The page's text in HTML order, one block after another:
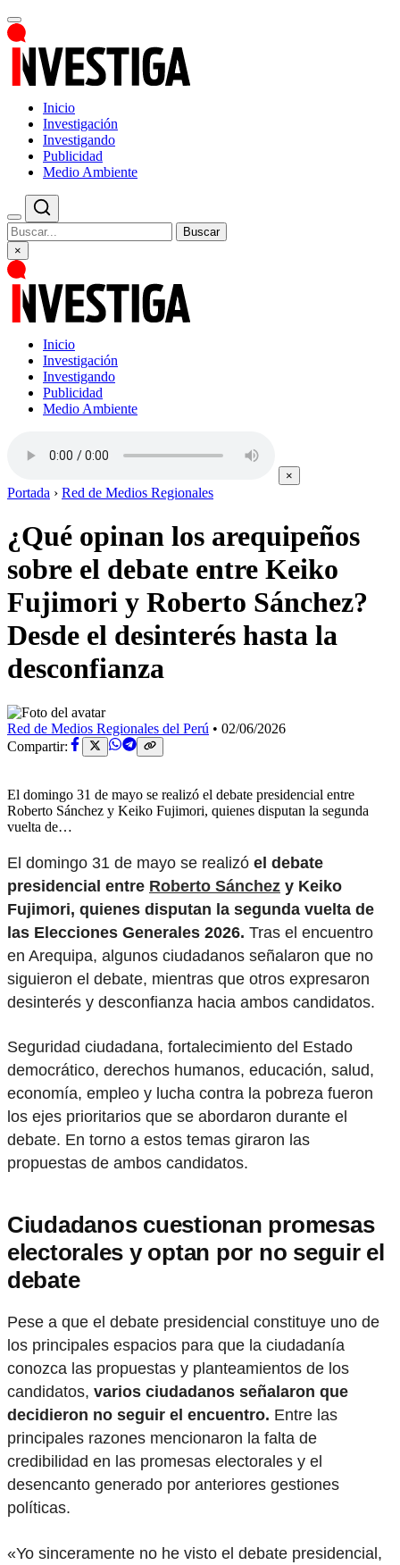
Inicio
Investigación
Investigando
Publicidad
Medio Ambiente
Buscar
×
Inicio
Investigación
Investigando
Publicidad
Medio Ambiente
×
Portada › Red de Medios Regionales
¿Qué opinan los arequipeños
sobre el debate entre Keiko
Fujimori y Roberto Sánchez?
Desde el desinterés hasta la
desconfianza
Red de Medios Regionales del Perú • 02/06/2026
Compartir:
El domingo 31 de mayo se realizó el debate presidencial entre
Roberto Sánchez y Keiko Fujimori, quienes disputan la segunda
vuelta de…
El domingo 31 de mayo se realizó el debate
presidencial entre Roberto Sánchez y Keiko
Fujimori, quienes disputan la segunda vuelta de
las Elecciones Generales 2026. Tras el encuentro
en Arequipa, algunos ciudadanos señalaron que no
siguieron el debate, mientras que otros expresaron
desinterés y desconfianza hacia ambos candidatos.
Seguridad ciudadana, fortalecimiento del Estado
democrático, derechos humanos, educación, salud,
economía, empleo y lucha contra la pobreza fueron
los ejes prioritarios que se abordaron durante el
debate. En torno a estos temas giraron las
propuestas de ambos candidatos.
Ciudadanos cuestionan promesas
electorales y optan por no seguir el
debate
Pese a que el debate presidencial constituye uno de
los principales espacios para que la ciudadanía
conozca las propuestas y planteamientos de los
candidatos, varios ciudadanos señalaron que
decidieron no seguir el encuentro. Entre las
principales razones mencionaron la falta de
credibilidad en las promesas electorales y el
desencanto generado por anteriores gestiones
políticas.
«Yo sinceramente no he visto el debate presidencial,